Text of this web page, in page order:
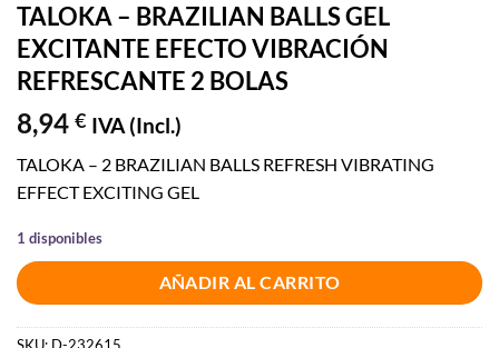
TALOKA – BRAZILIAN BALLS GEL
EXCITANTE EFECTO VIBRACIÓN
REFRESCANTE 2 BOLAS
8,94 € IVA (Incl.)
TALOKA – 2 BRAZILIAN BALLS REFRESH VIBRATING
EFFECT EXCITING GEL
1 disponibles
AÑADIR AL CARRITO